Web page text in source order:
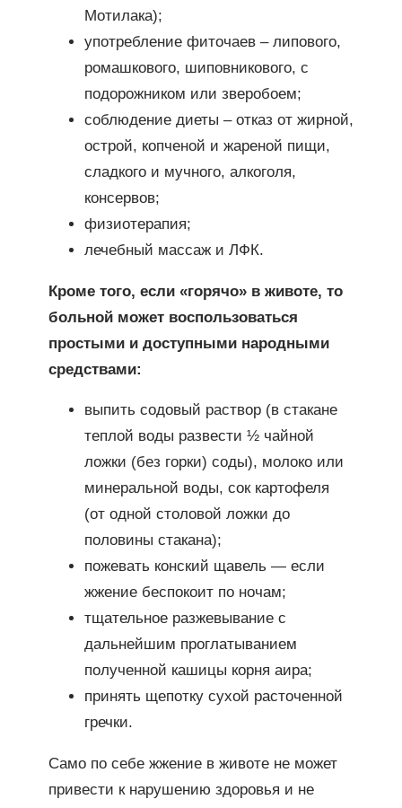
Мотилака);
употребление фиточаев – липового,
ромашкового, шиповникового, с
подорожником или зверобоем;
соблюдение диеты – отказ от жирной,
острой, копченой и жареной пищи,
сладкого и мучного, алкоголя,
консервов;
физиотерапия;
лечебный массаж и ЛФК.
Кроме того, если «горячо» в животе, то
больной может воспользоваться
простыми и доступными народными
средствами:
выпить содовый раствор (в стакане
теплой воды развести ½ чайной
ложки (без горки) соды), молоко или
минеральной воды, сок картофеля
(от одной столовой ложки до
половины стакана);
пожевать конский щавель — если
жжение беспокоит по ночам;
тщательное разжевывание с
дальнейшим проглатыванием
полученной кашицы корня аира;
принять щепотку сухой расточенной
гречки.
Само по себе жжение в животе не может
привести к нарушению здоровья и не